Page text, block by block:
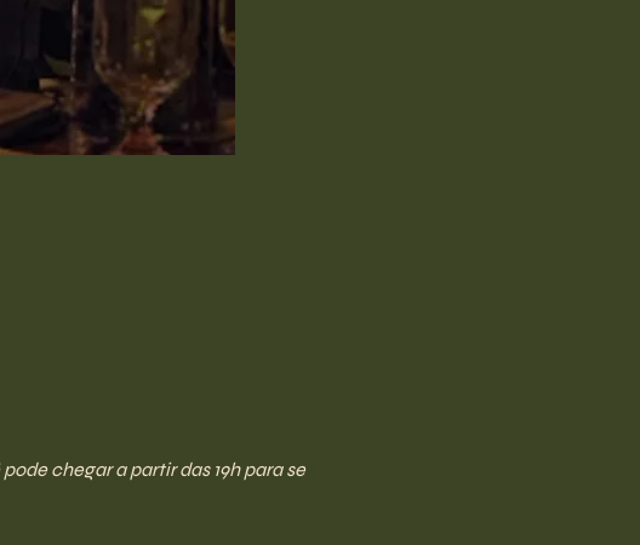
chegar a partir das 19h para se